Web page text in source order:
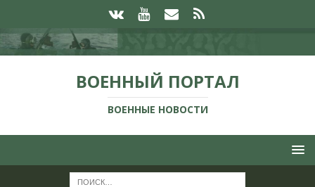
ВОЕННЫЙ ПОРТАЛ
ВОЕННЫЕ НОВОСТИ